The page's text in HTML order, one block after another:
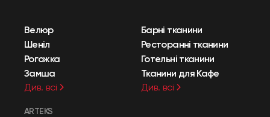
Велюр
Шеніл
Рогожка
Замша
Див. всі
Барні тканини
Ресторанні тканини
Готельні тканини
Тканини для Кафе
Див. всі
ARTEKS